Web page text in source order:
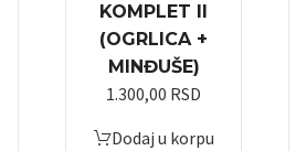
KOMPLET II
(OGRLICA +
MINĐUŠE)
1.300,00 RSD
Dodaj u korpu